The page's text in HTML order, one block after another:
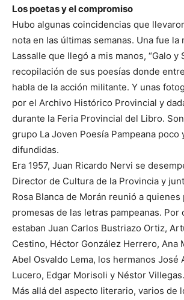
Los poetas y el compromiso
Hubo algunas coincidencias que
nota en las últimas semanas. Una fue la
Lassalle que llegó a mis manos, “Galo y
recopilación de sus poesías donde
habla de la acción militante. Y unas
por el Archivo Histórico Provincial y
durante la Feria Provincial del Libro.
grupo La Joven Poesía Pampeana poco
difundidas.
Era 1957, Juan Ricardo Nervi se
Director de Cultura de la Provincia y
Rosa Blanca de Morán reunió a quienes
promesas de las letras pampeanas. Por
estaban Juan Carlos Bustriazo Ortiz,
Cestino, Héctor González Herrero, Ana
Abel Osvaldo Lema, los hermanos José
Lucero, Edgar Morisoli y Néstor Villegas.
Más allá del aspecto literario, varios de